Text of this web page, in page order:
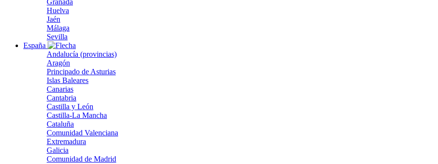
Granada
Huelva
Jaén
Málaga
Sevilla
España
Andalucía (provincias)
Aragón
Principado de Asturias
Islas Baleares
Canarias
Cantabria
Castilla y León
Castilla-La Mancha
Cataluña
Comunidad Valenciana
Extremadura
Galicia
Comunidad de Madrid